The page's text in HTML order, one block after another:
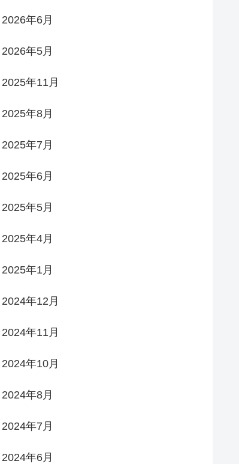
2026年6月
2026年5月
2025年11月
2025年8月
2025年7月
2025年6月
2025年5月
2025年4月
2025年1月
2024年12月
2024年11月
2024年10月
2024年8月
2024年7月
2024年6月